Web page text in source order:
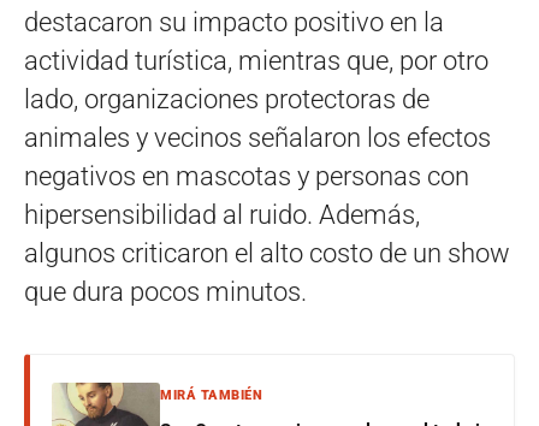
destacaron su impacto positivo en la
actividad turística, mientras que, por otro
lado, organizaciones protectoras de
animales y vecinos señalaron los efectos
negativos en mascotas y personas con
hipersensibilidad al ruido. Además,
algunos criticaron el alto costo de un show
que dura pocos minutos.
MIRÁ TAMBIÉN